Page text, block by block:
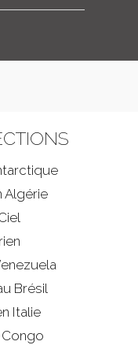
Algérie
Brésil
Italie